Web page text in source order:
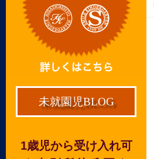
未就園児BLOG
1歳児から受け入れ可